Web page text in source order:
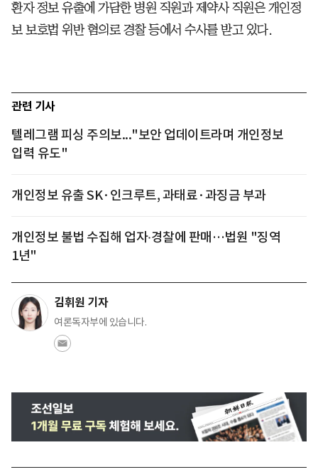
환자 정보 유출에 가담한 병원 직원과 제약사 직원은 개인정
보 보호법 위반 혐의로 경찰 등에서 수사를 받고 있다.
관련 기사
텔레그램 피싱 주의보..."보안 업데이트라며 개인정보
입력 유도"
개인정보 유출 SK·인크루트, 과태료·과징금 부과
개인정보 불법 수집해 업자‧경찰에 판매…법원 "징역
1년"
김휘원 기자
여론독자부에 있습니다.